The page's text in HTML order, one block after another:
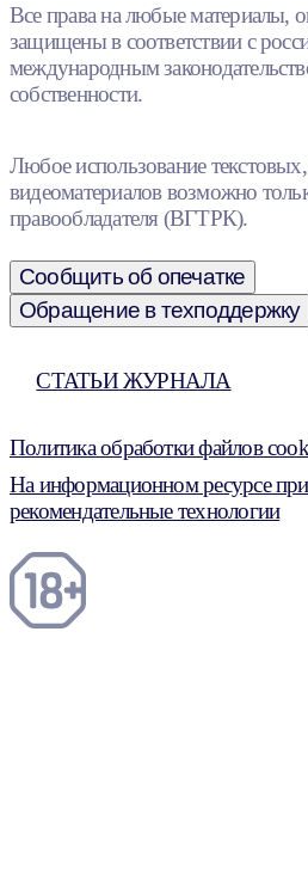
Все права на любые материалы,
защищены в соответствии с
международным
собственности.
Любое использование
видеоматериалов возможно
правообладателя (ВГТРК).
Сообщить об опечатке
Обращение в техподдержку
СТАТЬИ ЖУРНАЛА
Политика обработки файлов
На информационном ресурсе
рекомендательные технологии